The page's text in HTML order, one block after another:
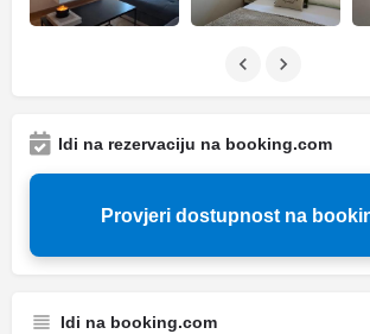
Idi na rezervaciju na booking.com
Provjeri dostupnost na
Idi na booking.com